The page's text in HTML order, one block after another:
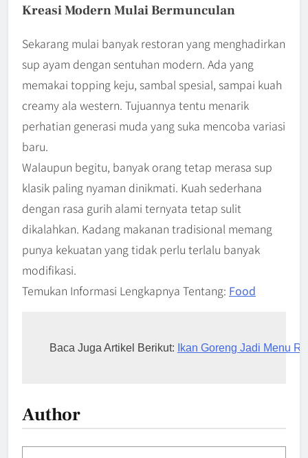
Kreasi Modern Mulai Bermunculan
Sekarang mulai banyak restoran yang menghadirkan
sup ayam dengan sentuhan modern. Ada yang
memakai topping keju, sambal spesial, sampai kuah
creamy ala western. Tujuannya tentu menarik
perhatian generasi muda yang suka mencoba variasi
baru.
Walaupun begitu, banyak orang tetap merasa sup
klasik paling nyaman dinikmati. Kuah sederhana
dengan rasa gurih alami ternyata tetap sulit
dikalahkan. Kadang makanan tradisional memang
punya kekuatan yang tidak perlu terlalu banyak
modifikasi.
Temukan Informasi Lengkapnya Tentang: Food
Baca Juga Artikel Berikut: Ikan Goreng Jadi Menu
Author